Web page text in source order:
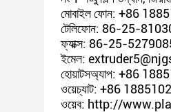
মোবাইল ফোন: +86
টেলিফোন: 86-25-
ফ্যাক্স: 86-25-
ইমেল:
হোয়াটসঅ্যাপ: +86
ওয়েচ্যাট: +86
ওয়েব: http://